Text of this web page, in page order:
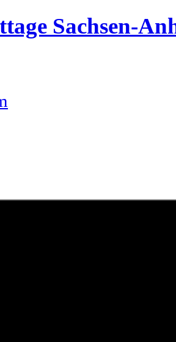
Sachsen-